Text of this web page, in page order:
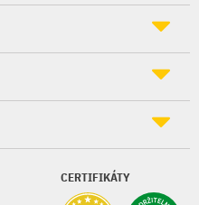
CERTIFIKÁTY